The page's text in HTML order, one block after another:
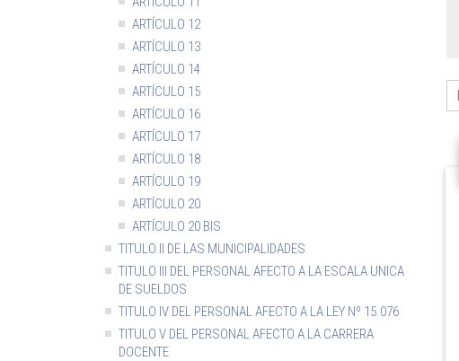
ARTÍCULO 12
ARTÍCULO 13
ARTÍCULO 14
ARTÍCULO 15
ARTÍCULO 16
ARTÍCULO 17
ARTÍCULO 18
ARTÍCULO 19
ARTÍCULO 20
ARTÍCULO 20 BIS
TITULO II DE LAS MUNICIPALIDADES
TITULO III DEL PERSONAL AFECTO A LA ESCALA UNICA
DE SUELDOS
TITULO IV DEL PERSONAL AFECTO A LA LEY Nº 15.076
TITULO V DEL PERSONAL AFECTO A LA CARRERA
DOCENTE